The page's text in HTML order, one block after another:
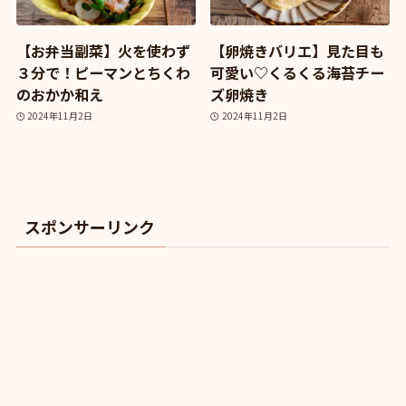
【お弁当副菜】火を使わず
３分で！ピーマンとちくわ
のおかか和え
2024年11月2日
【卵焼きバリエ】見た目も
可愛い♡くるくる海苔チー
ズ卵焼き
2024年11月2日
スポンサーリンク